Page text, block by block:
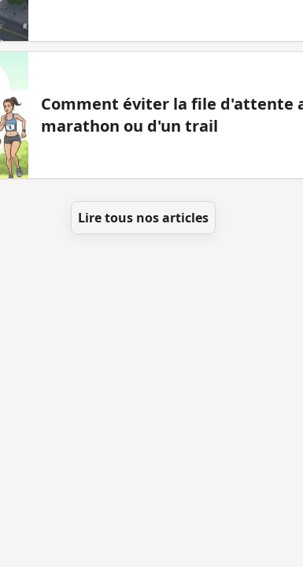
Comment éviter la file d'attente
marathon ou d'un trail
Lire tous nos articles